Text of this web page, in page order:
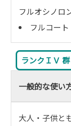
フルオシノロ
フルコート
ランクＩＶ
一般的な使い
大人・子供と